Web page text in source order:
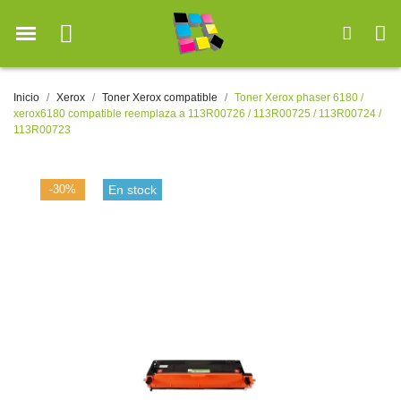
Inicio Xerox Toner Xerox compatible
Toner Xerox phaser 6180 /
xerox6180 compatible reemplaza a 113R00726 / 113R00725 / 113R00724 /
113R00723
-30% En stock